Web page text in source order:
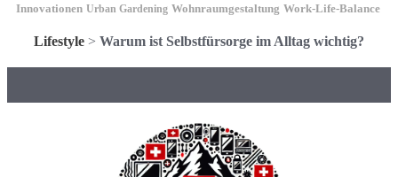
Innovationen Urban Gardening Wohnraumgestaltung Work-Life-Balance
Lifestyle > Warum ist Selbstfürsorge im Alltag wichtig?